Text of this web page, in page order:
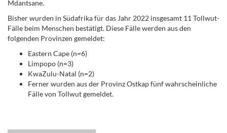
Mdantsane.
Bisher wurden in Südafrika für das Jahr 2022 insgesamt 11 Tollwut-
Fälle beim Menschen bestätigt. Diese Fälle werden aus den
folgenden Provinzen gemeldet:
Eastern Cape (n=6)
Limpopo (n=3)
KwaZulu-Natal (n=2)
Ferner wurden aus der Provinz Ostkap fünf wahrscheinliche
Fälle von Tollwut gemeldet.